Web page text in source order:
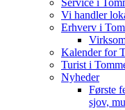
Vi handler
Erhverv i
Kalender for
Turist i
Nyheder
Første
sjov,